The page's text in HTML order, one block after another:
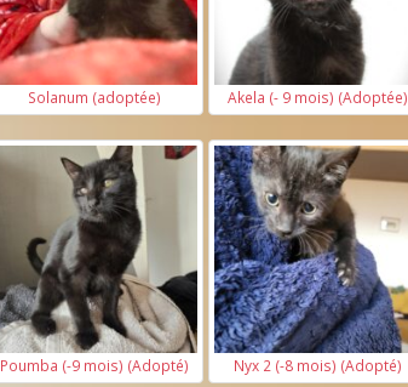
Solanum (adoptée) Akela (- 9 mois) (Adoptée)
Poumba (-9 mois) (Adopté) Nyx 2 (-8 mois) (Adopté)